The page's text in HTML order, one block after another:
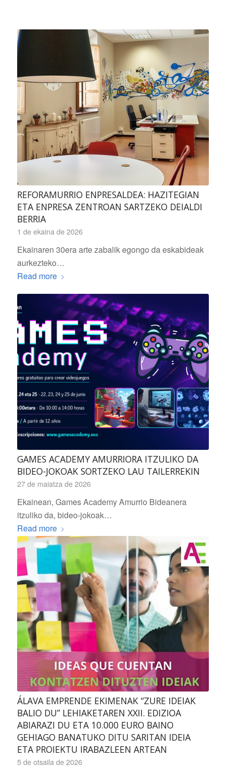
REFORAMURRIO ENPRESALDEA: HAZITEGIAN
ETA ENPRESA ZENTROAN SARTZEKO DEIALDI
BERRIA
1 de ekaina de 2026
Ekainaren 30era arte zabalik egongo da eskabideak
aurkezteko…
Read more
GAMES ACADEMY AMURRIORA ITZULIKO DA
BIDEO-JOKOAK SORTZEKO LAU TAILERREKIN
27 de maiatza de 2026
Ekainean, Games Academy Amurrio Bideanera
itzuliko da, bideo-jokoak…
Read more
ÁLAVA EMPRENDE EKIMENAK “ZURE IDEIAK
BALIO DU” LEHIAKETAREN XXII. EDIZIOA
ABIARAZI DU ETA 10.000 EURO BAINO
GEHIAGO BANATUKO DITU SARITAN IDEIA
ETA PROIEKTU IRABAZLEEN ARTEAN
5 de otsaila de 2026